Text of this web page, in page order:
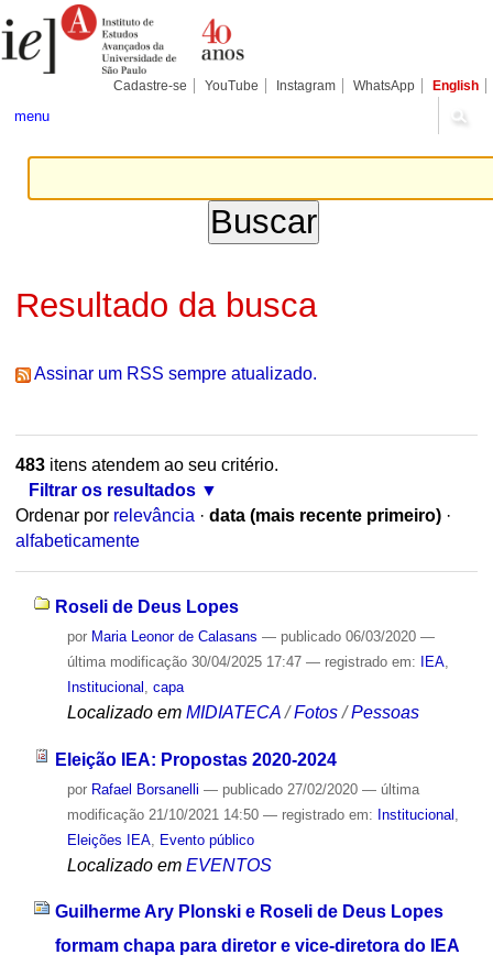
para
conteúdo.
Pessoais
Cadastre-se YouTube Instagram WhatsApp English
menu
Resultado da busca
Assinar um RSS sempre atualizado.
483itens atendem ao seu critério.
Filtrar os resultados
Ordenar por relevância · data (mais recente primeiro) ·
alfabeticamente
Roseli de Deus Lopes
por Maria Leonor de Calasans — publicado06/03/2020 —
última modificação30/04/2025 17:47 — registrado em: IEA,
Institucional
capa
Localizado em MIDIATECA /Fotos /Pessoas
Eleição IEA: Propostas 2020-2024
por Rafael Borsanelli — publicado27/02/2020 — última
modificação21/10/2021 14:50 — registrado em: Institucional
Eleições IEA, Evento público
Localizado em EVENTOS
Guilherme Ary Plonski e Roseli de Deus Lopes
formam chapa para diretor e vice-diretora do IEA